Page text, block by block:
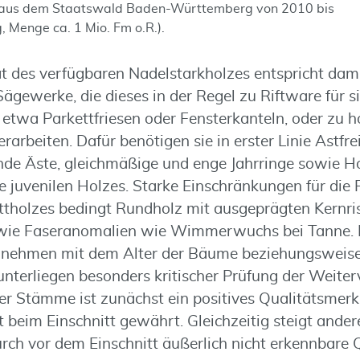
dem Staatswald Baden-Württemberg von 2010 bis
ca. 1 Mio. Fm o.R.).
des verfügbaren Nadelstarkholzes entspricht
die dieses in der Regel zu Riftware für
Parkettfriesen oder Fensterkanteln, oder zu
Dafür benötigen sie in erster Linie
Äste, gleichmäßige und enge Jahrringe sowie
juvenilen Holzes. Starke Einschränkungen für die
bedingt Rundholz mit ausgeprägten
Faseranomalien wie Wimmerwuchs bei Tanne.
mit dem Alter der Bäume
besonders kritischer Prüfung der
Stämme ist zunächst ein positives
beim Einschnitt gewährt. Gleichzeitig steigt
vor dem Einschnitt äußerlich nicht erkennbare